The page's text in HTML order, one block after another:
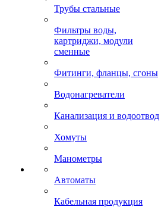
Трубы стальные
Фильтры воды,
картриджи, модули
сменные
Фитинги, фланцы, сгоны
Водонагреватели
Канализация и водоотвод
Хомуты
Манометры
Автоматы
Кабельная продукция